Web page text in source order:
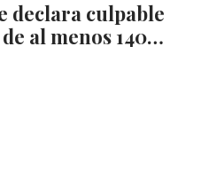
declara culpable
al menos 140…